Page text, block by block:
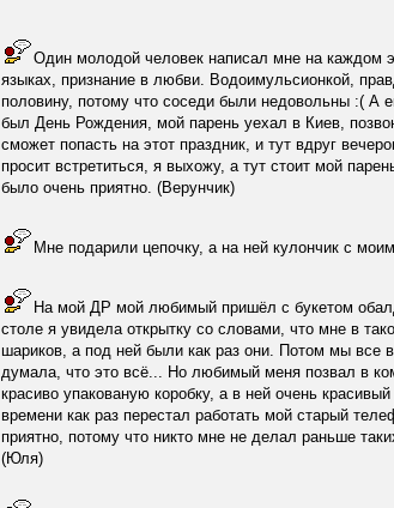
Один молодой человек написал мне на каждом
языках, признание в любви. Водоимульсионкой,
половину, потому что соседи были недовольны :( А
был День Рождения, мой парень уехал в Киев,
сможет попасть на этот праздник, и тут вдруг
просит встретиться, я выхожу, а тут стоит мой
было очень приятно. (Верунчик)
Мне подарили цепочку, а на ней кулончик с
На мой ДР мой любимый пришёл с букетом
столе я увидела открытку со словами, что мне в
шариков, а под ней были как раз они. Потом мы все
думала, что это всё... Но любимый меня позвал в
красиво упакованую коробку, а в ней очень
времени как раз перестал работать мой старый
приятно, потому что никто мне не делал раньше
(Юля)